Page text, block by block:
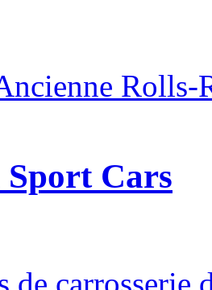
Rolls-
Cars
de carrosserie